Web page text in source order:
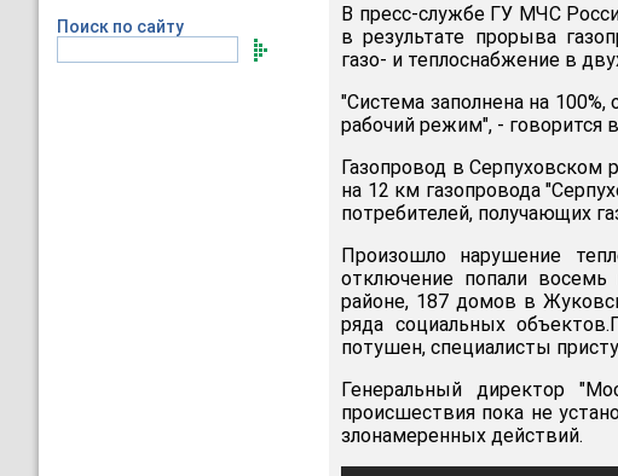
Поиск по сайту
В пресс-службе ГУ МЧС
в результате прорыва
газо- и теплоснабжение в
"Система заполнена на
рабочий режим", - говорится
Газопровод в Серпуховском
на 12 км газопровода
потребителей, получающих
Произошло нарушение
отключение попали
районе, 187 домов в
ряда социальных
потушен, специалисты
Генеральный директор
происшествия пока не
злонамеренных действий.